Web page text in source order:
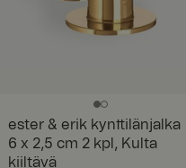
ester & erik kynttilänjalka
6 x 2,5 cm 2 kpl, Kulta
kiiltävä